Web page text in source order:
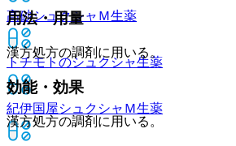
高砂シュクシャＭ生薬
トチモトのシュクシャ生薬
紀伊国屋シュクシャＭ生薬
用法・用量
漢方処方の調剤に用いる。
効能・効果
漢方処方の調剤に用いる。